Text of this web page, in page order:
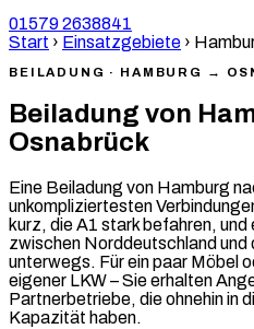
01579 2638841
Start › Einsatzgebiete ›
BEILADUNG · HAMBURG →
Beiladung von
Osnabrück
Eine Beiladung von Hamburg
unkompliziertesten
kurz, die A1 stark befahren,
zwischen Norddeutschland und
unterwegs. Für ein paar Möbel
eigener LKW – Sie erhalten
Partnerbetriebe, die ohnehin in
Kapazität haben.